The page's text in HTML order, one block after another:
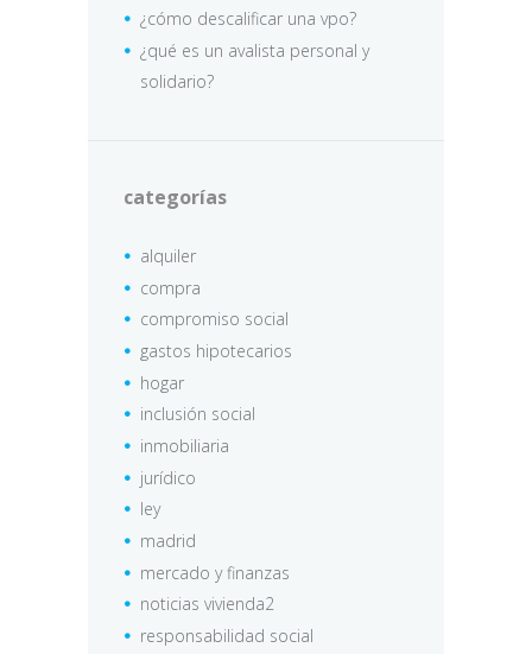
¿cómo descalificar una vpo?
¿qué es un avalista personal y
solidario?
categorías
alquiler
compra
compromiso social
gastos hipotecarios
hogar
inclusión social
inmobiliaria
jurídico
ley
madrid
mercado y finanzas
noticias vivienda2
responsabilidad social